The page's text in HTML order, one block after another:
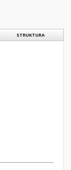
STRUKTURA